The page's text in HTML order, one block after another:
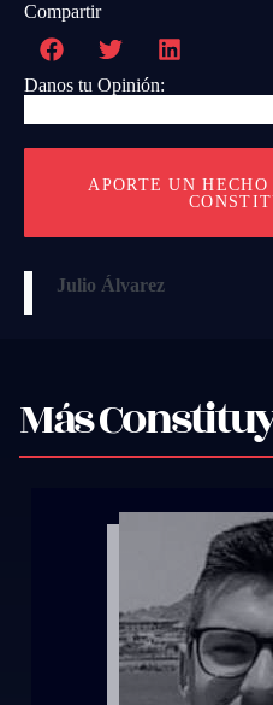
Compartir
Danos tu Opinión:
APORTE UN
Julio Álvarez
Más